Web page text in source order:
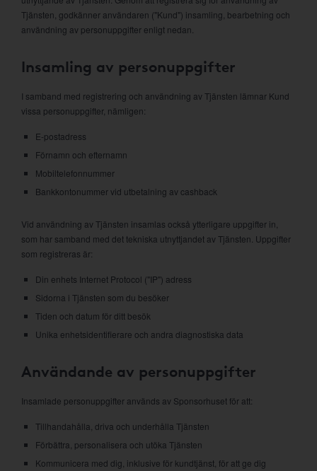
Tjänsten, godkänner användaren ("Kund") insamling, bearbetning och
användning av personuppgifter enligt nedan.
Insamling av personuppgifter
I samband med registrering och användning av Tjänsten lämnar Kund
vissa personuppgifter, nämligen:
E-postadress
Förnamn och efternamn
Mobiltelefonnummer
Bankkontonummer vid utbetalning av cashback
Vid användning av Tjänsten insamlas också ytterligare uppgifter in,
som har samband med det tekniska utnyttjandet av Tjänsten. Uppgifter
som registreras är:
Din enhets Internet Protocol ("IP") adress
Sidorna i Tjänsten som du besöker
Tiden och datum för ditt besök
Unika enhetsidentifierare och andra diagnostiska data
Användande av personuppgifter
Insamlade personuppgifter används av Sponsorhuset för att:
Tillhandahålla, driva och underhålla Tjänsten
Förbättra, personalisera och utöka Tjänsten
Kommunicera med dig, inklusive för kundtjänst, för att ge dig